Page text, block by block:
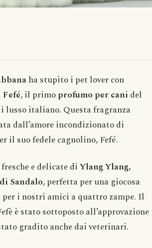
ha stupito i pet lover con
Fefé, il primoprofumo per cani del
lusso italiano. Questa fragranza
dall’amore incondizionato di
il suo fedele cagnolino, Fefé.
e delicate diYlang Ylang,
Sandalo, perfetta per una giocosa
i nostri amici a quattro zampe. Il
è stato sottoposto all’approvazione
gradito anche dai veterinari.